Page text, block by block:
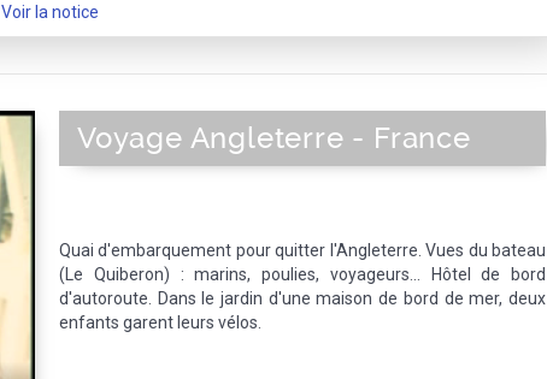
Voir la notice
Voyage Angleterre - France
Quai d'embarquement pour quitter l'Angleterre. Vues du bateau
(Le Quiberon) : marins, poulies, voyageurs... Hôtel de bord
d'autoroute. Dans le jardin d'une maison de bord de mer, deux
enfants garent leurs vélos.